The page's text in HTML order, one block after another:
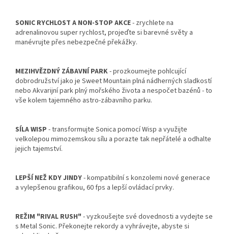
SONIC RYCHLOST A NON-STOP AKCE- zrychlete na
adrenalinovou super rychlost, projeďte si barevné světy a
manévrujte přes nebezpečné překážky.
MEZIHVĚZDNÝ ZÁBAVNÍ PARK- prozkoumejte pohlcující
dobrodružství jako je Sweet Mountain plná nádherných sladkostí
nebo Akvarijní park plný mořského života a nespočet bazénů - to
vše kolem tajemného astro-zábavního parku.
SÍLA WISP - transformujte Sonica pomocí Wisp a využijte
velkolepou mimozemskou sílu a porazte tak nepřátelé a odhalte
jejich tajemství.
LEPŠÍ NEŽ KDY JINDY- kompatibilní s konzolemi nové generace
a vylepšenou grafikou, 60 fps a lepší ovládací prvky.
REŽIM "RIVAL RUSH" - vyzkoušejte své dovednosti a vydejte se
s Metal Sonic. Překonejte rekordy a vyhrávejte, abyste si